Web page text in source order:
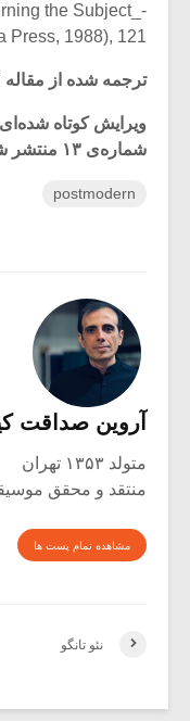
the Subject_
Press, 1988), 121.
ترجمه شده از مقاله
ویرایش کوتاه
شماره‌ی ۱۳ منتشر شده است.
postmodern
آروین صداقت
متولد ۱۳۵۳ تهران
منتقد و محقق
مشاهده تمام پست ها
نئو تانگو